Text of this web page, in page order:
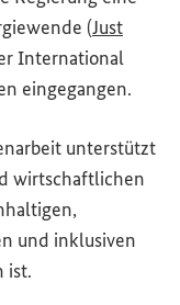
(Just
International
Eintrag zum Begriff
eingegangen.
unterstützt
wirtschaftlichen
aufrufen)
und inklusiven
ist.